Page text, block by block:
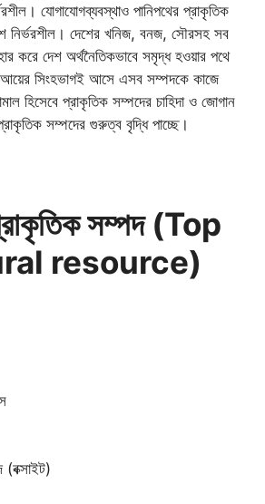
যোগাযোগব্যবস্থাও পানিপথের প্রাকৃতিক
নির্ভরশীল। দেশের খনিজ, বনজ, সৌরসহ সব
করে দেশ অর্থনৈতিকভাবে সমৃদ্ধ হওয়ার পথে
সিংহভাগই আসে এসব সম্পদকে কাজে
হিসেবে প্রাকৃতিক সম্পদের চাহিদা ও জোগান
সম্পদের গুরুত্ব বৃদ্ধি পাচ্ছে।
সম্পদ (Top
resource)